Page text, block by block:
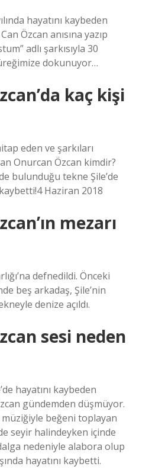
hayatını kaybeden
Özcan anısına yazıp
adlı şarkısıyla 30
dokunuyor…
kaç kişi
eden ve şarkıları
Onurcan Özcan kimdir?
bulunduğu tekne Şile’de
Haziran 2018
mezarı
defnedildi. Önceki
beş arkadaş, Şile’nin
denize açıldı.
sesi neden
hayatını kaybeden
gündemden düşmüyor.
müziğiyle beğeni toplayan
seyir halindeyken içinde
nedeniyle alabora olup
hayatını kaybetti.